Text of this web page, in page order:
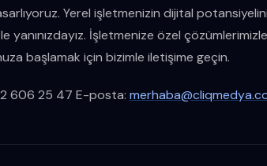
Yerel işletmenizin dijital
yanınızdayız. İşletmenize özel
başlamak için bizimle iletişime geçin.
606 25 47 E-posta: